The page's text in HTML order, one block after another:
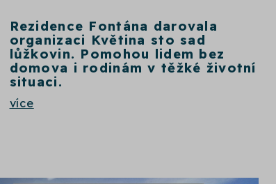
Rezidence Fontána darovala
organizaci Květina sto sad
lůžkovin. Pomohou lidem bez
domova i rodinám v těžké životní
situaci.
více